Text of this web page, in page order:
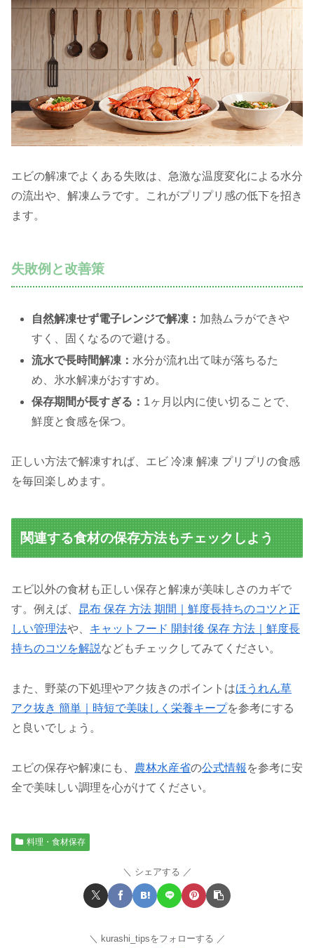
エビの解凍でよくある失敗は、急激な温度変化による水分
の流出や、解凍ムラです。これがプリプリ感の低下を招き
ます。
失敗例と改善策
自然解凍せず電子レンジで解凍： 加熱ムラができや
すく、固くなるので避ける。
流水で長時間解凍： 水分が流れ出て味が落ちるた
め、氷水解凍がおすすめ。
保存期間が長すぎる： 1ヶ月以内に使い切ることで、
鮮度と食感を保つ。
正しい方法で解凍すれば、エビ 冷凍 解凍 プリプリの食感
を毎回楽しめます。
関連する食材の保存方法もチェックしよう
エビ以外の食材も正しい保存と解凍が美味しさのカギで
す。例えば、 昆布 保存 方法 期間｜鮮度長持ちのコツと正
しい管理法や、 キャットフード 開封後 保存 方法｜鮮度長
持ちのコツを解説などもチェックしてみてください。
また、野菜の下処理やアク抜きのポイントはほうれん草
アク抜き 簡単｜時短で美味しく栄養キープを参考にする
と良いでしょう。
エビの保存や解凍にも、 農林水産省の公式情報 を参考に安
全で美味しい調理を心がけてください。
料理・食材保存
シェアする
kurashi_tipsをフォローする